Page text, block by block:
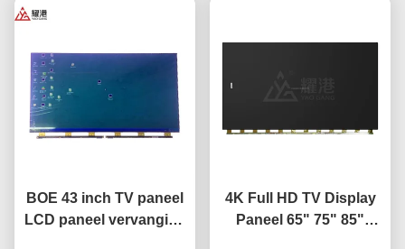
BOE 43 inch TV paneel
LCD paneel vervanging
4K Full HD TV Display
Paneel 65" 75" 85"